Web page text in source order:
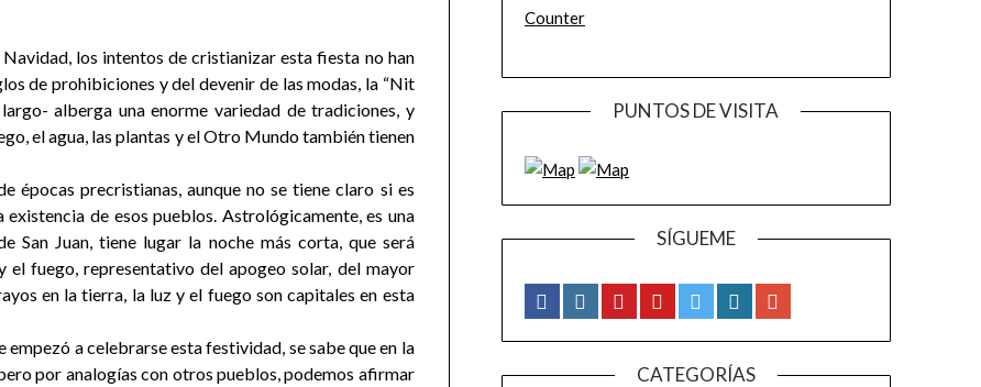
los intentos de cristianizar esta fiesta no han
de prohibiciones y del devenir de las modas, la “Nit
alberga una enorme variedad de tradiciones, y
el agua, las plantas y el Otro Mundo también tienen
épocas precristianas, aunque no se tiene claro si es
de esos pueblos. Astrológicamente, es una
San Juan, tiene lugar la noche más corta, que será
fuego, representativo del apogeo solar, del mayor
en la tierra, la luz y el fuego son capitales en esta
empezó a celebrarse esta festividad, se sabe que en la
por analogías con otros pueblos, podemos afirmar
Counter
PUNTOS DE VISITA
SÍGUEME
CATEGORÍAS